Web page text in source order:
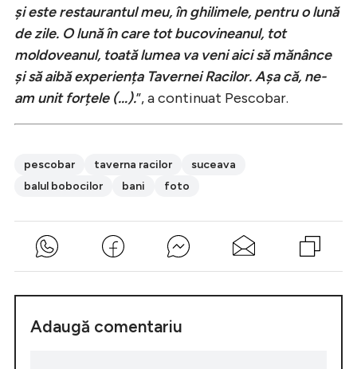
și este restaurantul meu, în ghilimele, pentru o lună
de zile. O lună în care tot bucovineanul, tot
moldoveanul, toată lumea va veni aici să mănânce
și să aibă experiența Tavernei Racilor. Așa că, ne-
am unit forțele (…).”, a continuat Pescobar.
pescobar taverna racilor
suceava
balul bobocilor
bani foto
Adaugă comentariu